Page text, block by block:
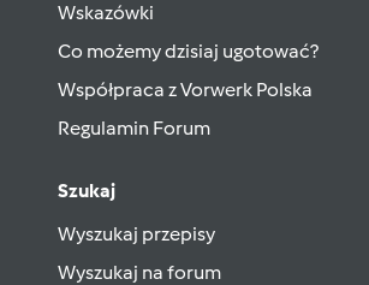
Wskazówki
Co możemy dzisiaj ugotować?
Współpraca z Vorwerk Polska
Regulamin Forum
Szukaj
Wyszukaj przepisy
Wyszukaj na forum